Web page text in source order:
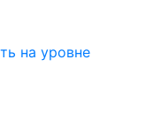
на уровне